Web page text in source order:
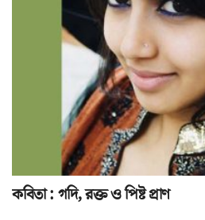
কবিতা : গদি, রক্ত ও পিষ্ট প্রাণ